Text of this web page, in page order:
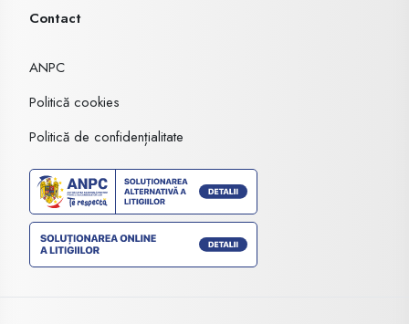
Contact
ANPC
Politică cookies
Politică de confidențialitate